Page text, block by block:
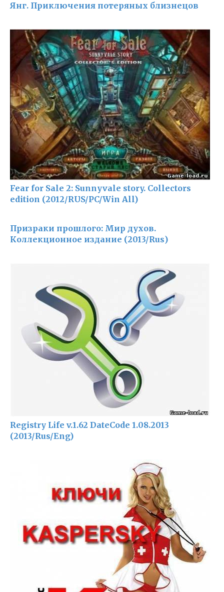
Янг. Приключения потеряных близнецов
Fear for Sale 2: Sunnyvale story. Collectors
edition (2012/RUS/PC/Win All)
Призраки прошлого: Мир духов.
Коллекционное издание (2013/Rus)
Registry Life v.1.62 DateCode 1.08.2013
(2013/Rus/Eng)